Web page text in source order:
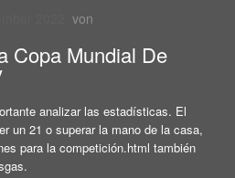
von
Copa Mundial De
analizar las estadísticas. El
un 21 o superar la mano de la casa,
para la competición.html también